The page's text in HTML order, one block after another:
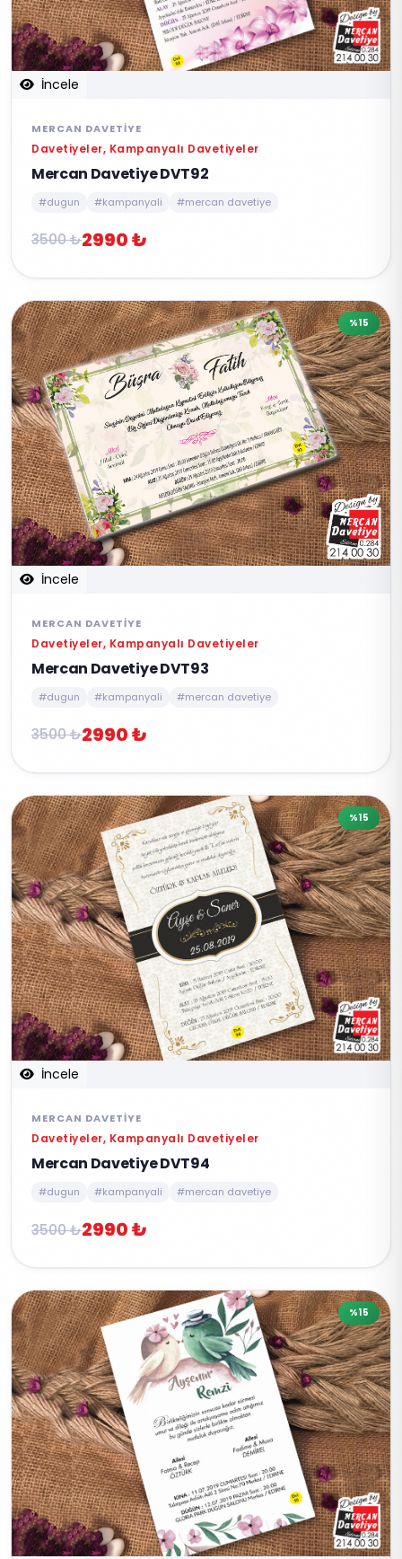
İncele
MERCAN DAVETIYE
Davetiyeler, Kampanyalı Davetiyeler
Mercan Davetiye DVT92
#dugun #kampanyali #mercan davetiye
3500 ₺2990 ₺
İncele
%15
MERCAN DAVETIYE
Davetiyeler, Kampanyalı Davetiyeler
Mercan Davetiye DVT93
#dugun #kampanyali #mercan davetiye
3500 ₺2990 ₺
İncele
%15
MERCAN DAVETIYE
Davetiyeler, Kampanyalı Davetiyeler
Mercan Davetiye DVT94
#dugun #kampanyali #mercan davetiye
3500 ₺2990 ₺
%15